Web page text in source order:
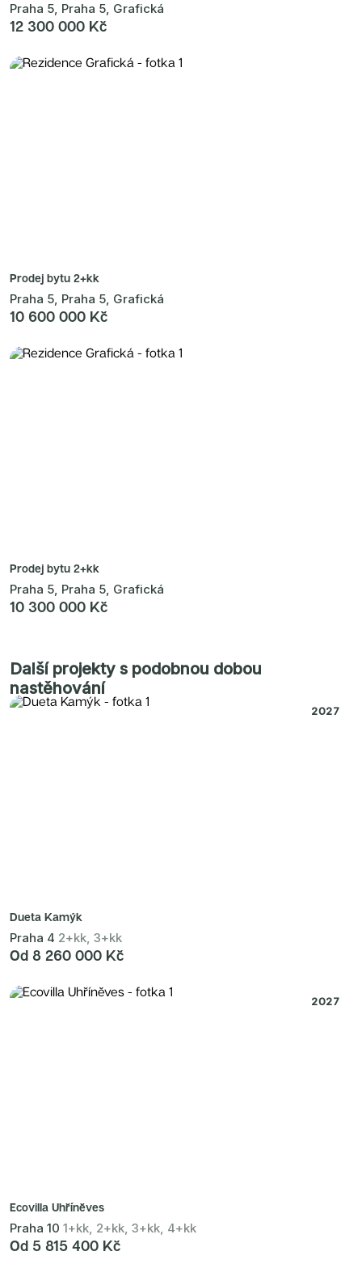
Praha 5, Praha 5, Grafická
12 300 000 Kč
Prodej bytu 2+kk
Praha 5, Praha 5, Grafická
10 600 000 Kč
Prodej bytu 2+kk
Praha 5, Praha 5, Grafická
10 300 000 Kč
Další projekty s podobnou dobou
nastěhování
2027
Dueta Kamýk
Praha 4 2+kk, 3+kk
Od 8 260 000 Kč
2027
Ecovilla Uhříněves
Praha 10 1+kk, 2+kk, 3+kk, 4+kk
Od 5 815 400 Kč